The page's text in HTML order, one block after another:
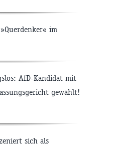
im
AfD-Kandidat mit
gewählt!
sich als